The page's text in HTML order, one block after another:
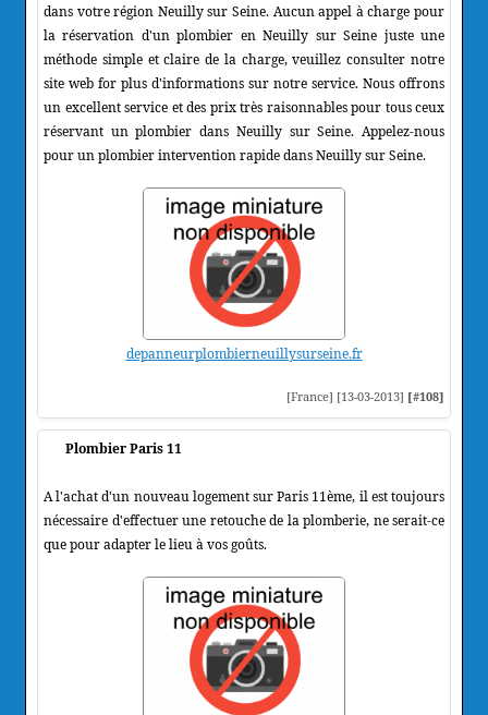
dans votre région Neuilly sur Seine. Aucun appel à charge pour
la réservation d'un plombier en Neuilly sur Seine juste une
méthode simple et claire de la charge, veuillez consulter notre
site web for plus d'informations sur notre service. Nous offrons
un excellent service et des prix très raisonnables pour tous ceux
réservant un plombier dans Neuilly sur Seine. Appelez-nous
pour un plombier intervention rapide dans Neuilly sur Seine.
depanneurplombierneuillysurseine.fr
[France] [13-03-2013] [#108]
Plombier Paris 11
A l'achat d'un nouveau logement sur Paris 11ème, il est toujours
nécessaire d'effectuer une retouche de la plomberie, ne serait-ce
que pour adapter le lieu à vos goûts.